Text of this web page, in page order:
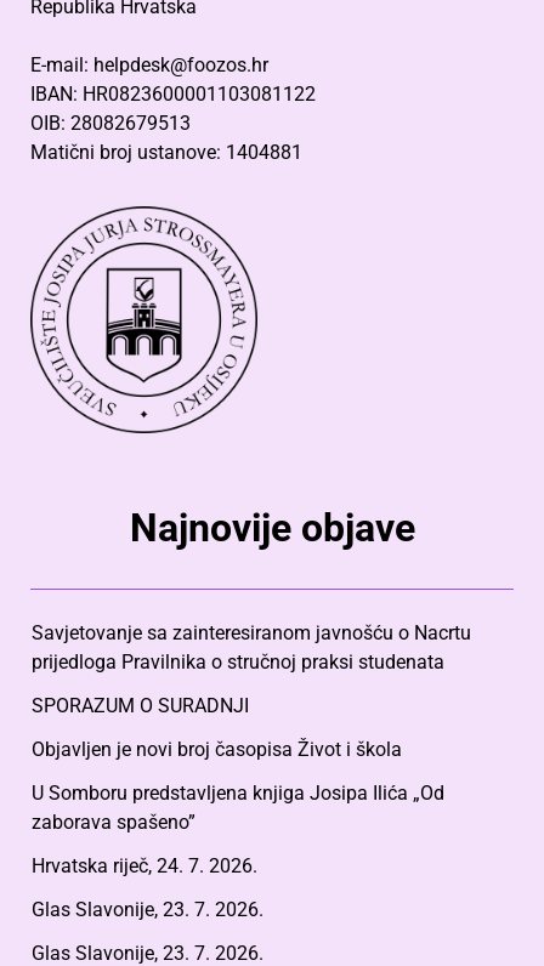
Republika Hrvatska
E-mail: helpdesk@foozos.hr
IBAN: HR0823600001103081122
OIB: 28082679513
Matični broj ustanove: 1404881
Najnovije objave
Savjetovanje sa zainteresiranom javnošću o Nacrtu
prijedloga Pravilnika o stručnoj praksi studenata
SPORAZUM O SURADNJI
Objavljen je novi broj časopisa Život i škola
U Somboru predstavljena knjiga Josipa Ilića „Od
zaborava spašeno”
Hrvatska riječ, 24. 7. 2026.
Glas Slavonije, 23. 7. 2026.
Glas Slavonije, 23. 7. 2026.